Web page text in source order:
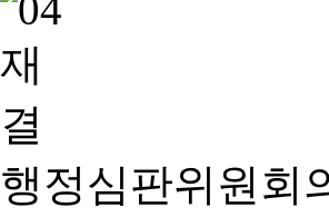
행정심판위원회